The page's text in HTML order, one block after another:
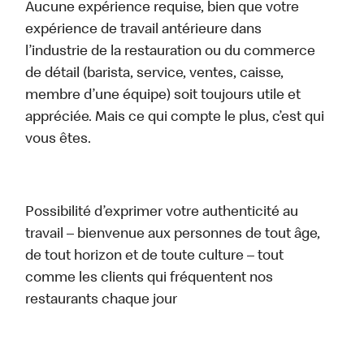
Aucune expérience requise, bien que votre
expérience de travail antérieure dans
l’industrie de la restauration ou du commerce
de détail (barista, service, ventes, caisse,
membre d’une équipe) soit toujours utile et
appréciée. Mais ce qui compte le plus, c’est qui
vous êtes.
Possibilité d’exprimer votre authenticité au
travail – bienvenue aux personnes de tout âge,
de tout horizon et de toute culture – tout
comme les clients qui fréquentent nos
restaurants chaque jour